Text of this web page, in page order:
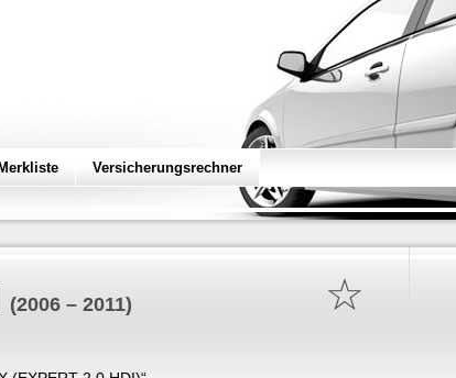
Merkliste Versicherungsrechner
☆
(2006 – 2011)